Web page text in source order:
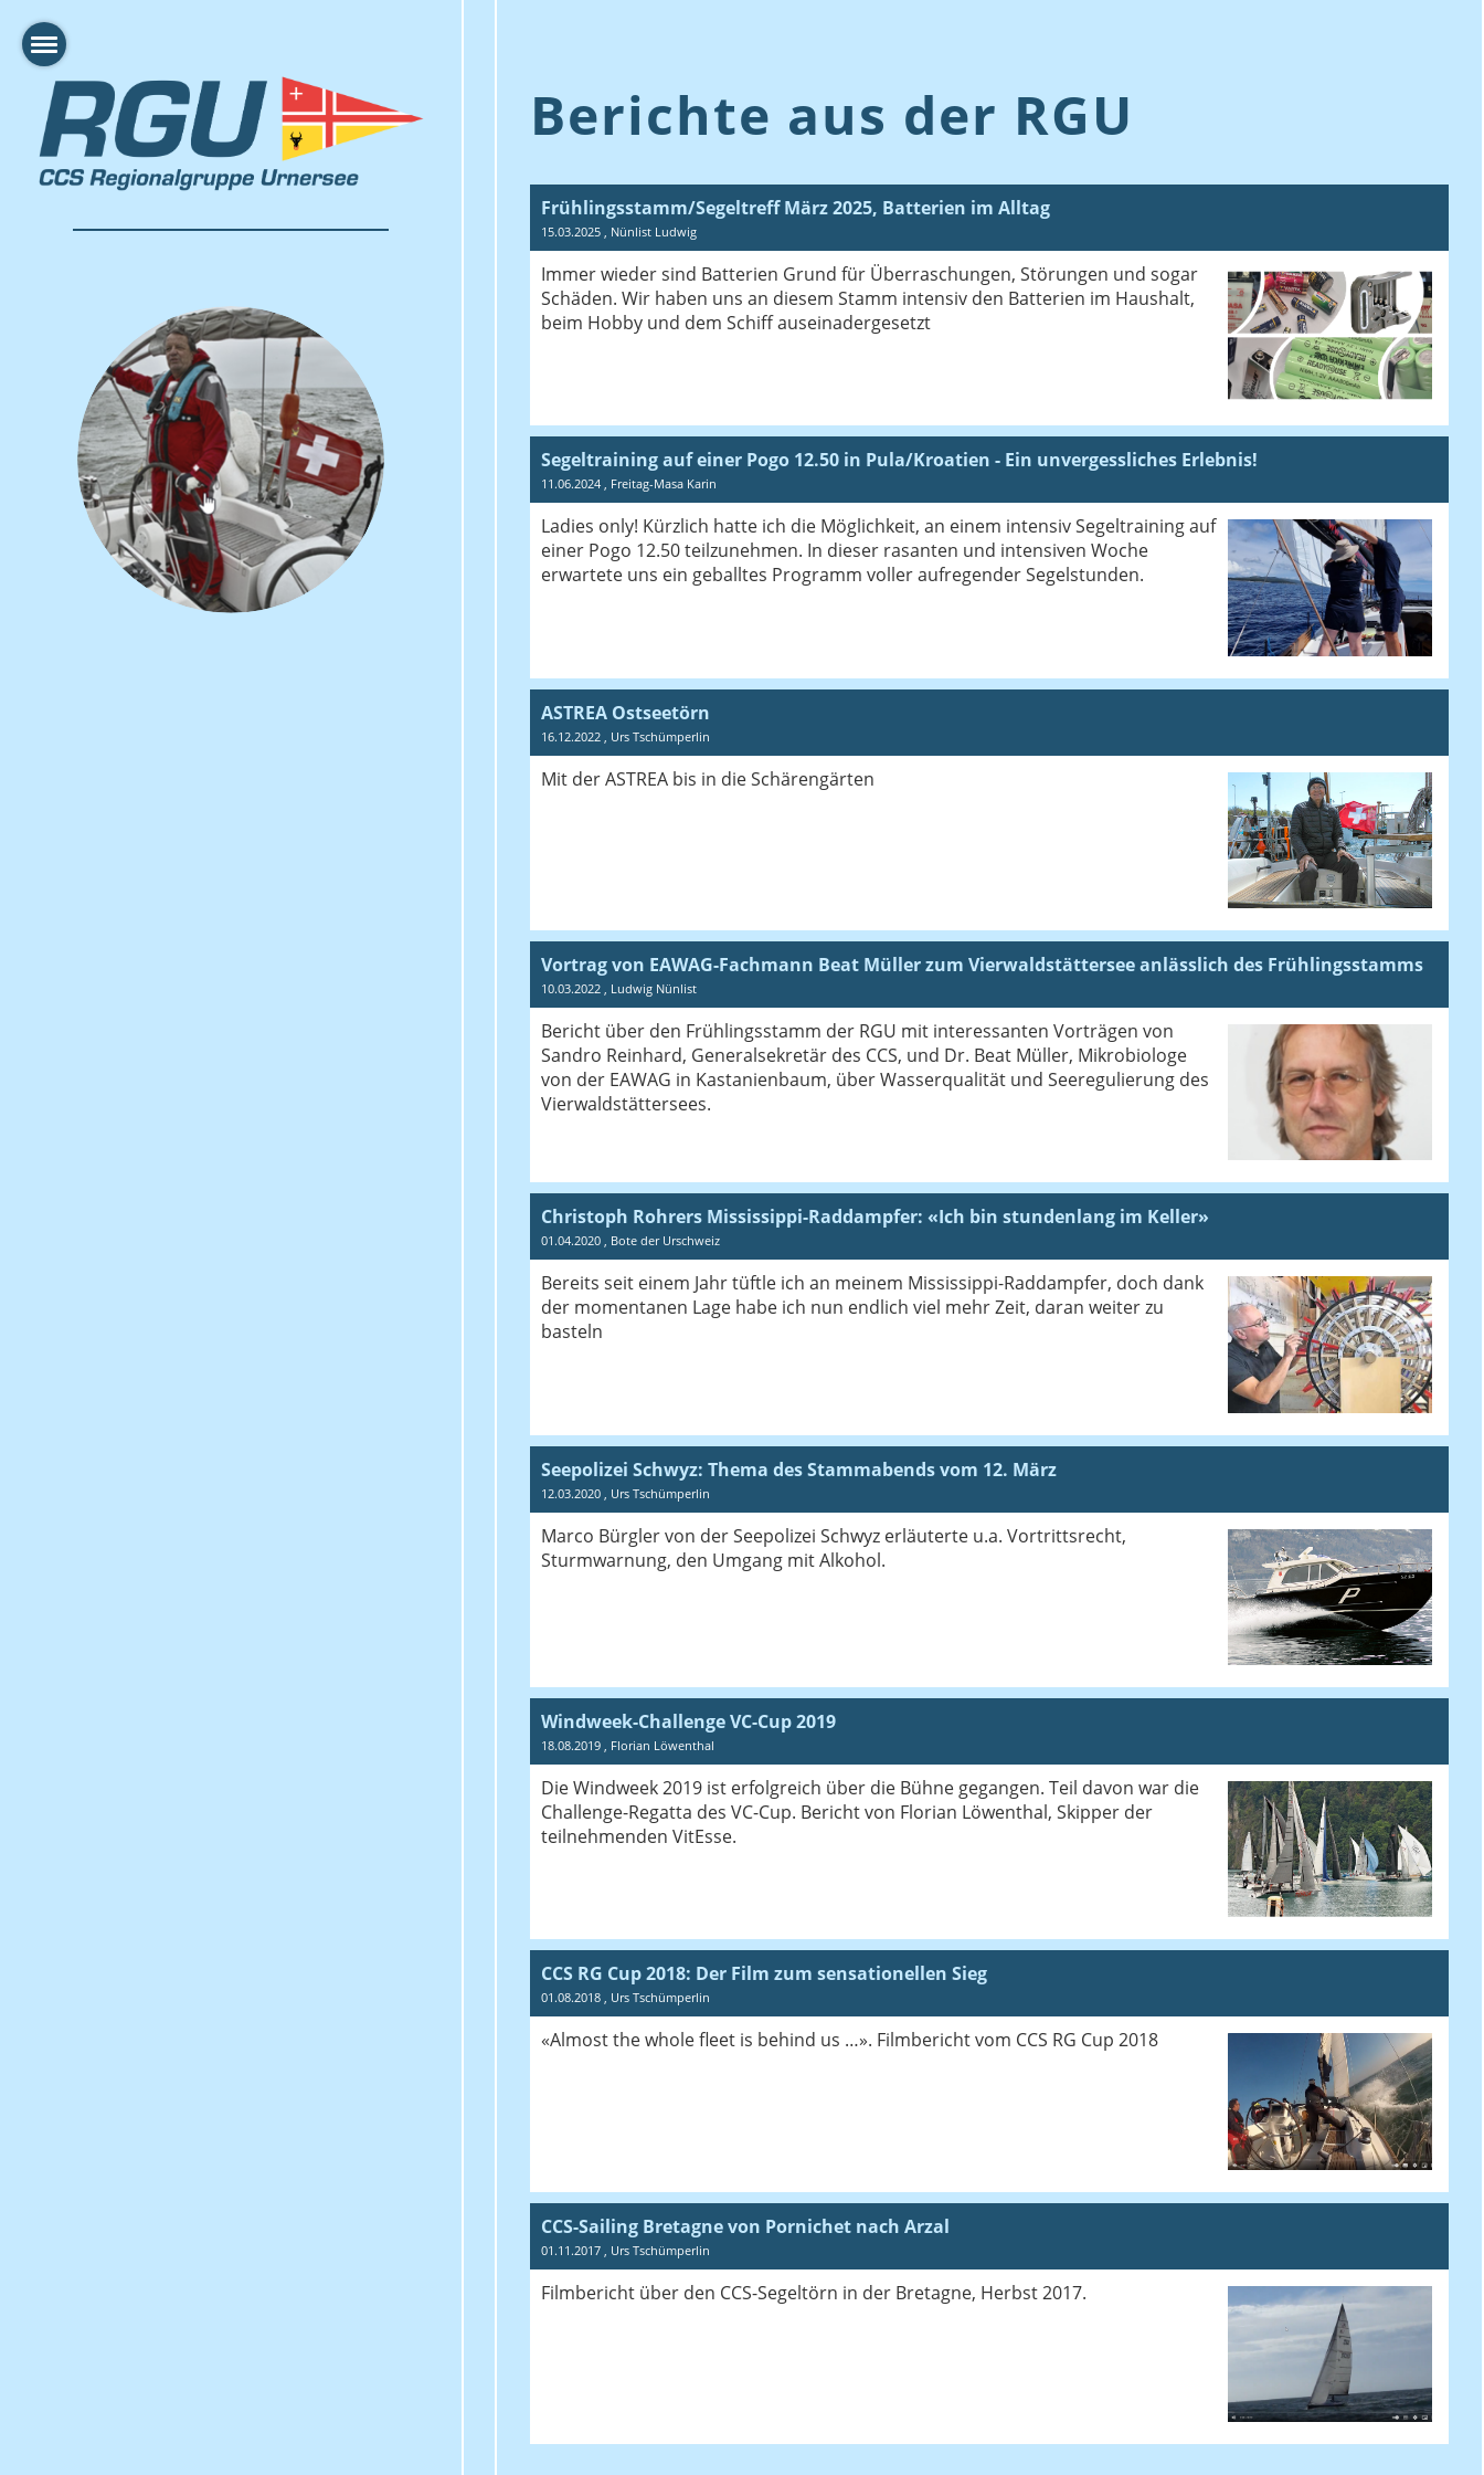
Berichte aus der RGU
Frühlingsstamm/Segeltreff März 2025, Batterien im Alltag
15.03.2025 , Nünlist Ludwig
Immer wieder sind Batterien Grund für Überraschungen, Störungen und sogar
Schäden. Wir haben uns an diesem Stamm intensiv den Batterien im Haushalt,
beim Hobby und dem Schiff auseinadergesetzt
Segeltraining auf einer Pogo 12.50 in Pula/Kroatien - Ein unvergessliches Erlebnis!
11.06.2024 , Freitag-Masa Karin
Ladies only! Kürzlich hatte ich die Möglichkeit, an einem intensiv Segeltraining auf
einer Pogo 12.50 teilzunehmen. In dieser rasanten und intensiven Woche
erwartete uns ein geballtes Programm voller aufregender Segelstunden.
ASTREA Ostseetörn
16.12.2022 , Urs Tschümperlin
Mit der ASTREA bis in die Schärengärten
Vortrag von EAWAG-Fachmann Beat Müller zum Vierwaldstättersee anlässlich des Frühlingsstamms
10.03.2022 , Ludwig Nünlist
Bericht über den Frühlingsstamm der RGU mit interessanten Vorträgen von
Sandro Reinhard, Generalsekretär des CCS, und Dr. Beat Müller, Mikrobiologe
von der EAWAG in Kastanienbaum, über Wasserqualität und Seeregulierung des
Vierwaldstättersees.
Christoph Rohrers Mississippi-Raddampfer: «Ich bin stundenlang im Keller»
01.04.2020 , Bote der Urschweiz
Bereits seit einem Jahr tüftle ich an meinem Mississippi-Raddampfer, doch dank
der momentanen Lage habe ich nun endlich viel mehr Zeit, daran weiter zu
basteln
Seepolizei Schwyz: Thema des Stammabends vom 12. März
12.03.2020 , Urs Tschümperlin
Marco Bürgler von der Seepolizei Schwyz erläuterte u.a. Vortrittsrecht,
Sturmwarnung, den Umgang mit Alkohol.
Windweek-Challenge VC-Cup 2019
18.08.2019 , Florian Löwenthal
Die Windweek 2019 ist erfolgreich über die Bühne gegangen. Teil davon war die
Challenge-Regatta des VC-Cup. Bericht von Florian Löwenthal, Skipper der
teilnehmenden VitEsse.
CCS RG Cup 2018: Der Film zum sensationellen Sieg
01.08.2018 , Urs Tschümperlin
«Almost the whole fleet is behind us …». Filmbericht vom CCS RG Cup 2018
CCS-Sailing Bretagne von Pornichet nach Arzal
01.11.2017 , Urs Tschümperlin
Filmbericht über den CCS-Segeltörn in der Bretagne, Herbst 2017.